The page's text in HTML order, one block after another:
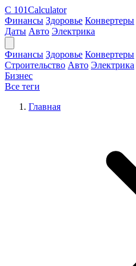
C 101Calculator
Финансы Здоровье Конвертеры
Даты Авто Электрика
Финансы Здоровье Конвертеры
Строительство Авто Электрика
Бизнес
Все теги
Главная